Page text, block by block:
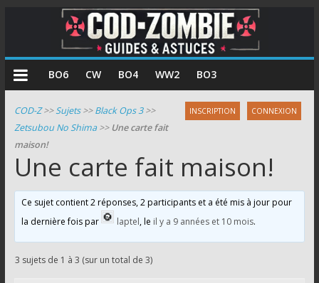
COD
Zombie
Guides
et
astuces
le
mode
zombie
de
BO6 CW BO4 WW2 BO3
INSCRIPTION CONNEXION
COD-Z>>Sujets>>Black Ops 3>>
Zetsubou No Shima>> Une carte fait
maison!
Une carte fait maison!
Ce sujet contient 2 réponses, 2 participants et a été mis à jour pour
la dernière fois par
laptel , le il y a 9 années et 10 mois.
3 sujets de 1 à 3 (sur un total de 3)